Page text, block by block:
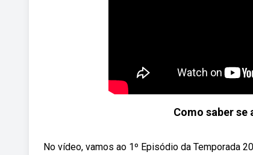
Como saber se
No vídeo, vamos ao 1º Episódio da Temporada